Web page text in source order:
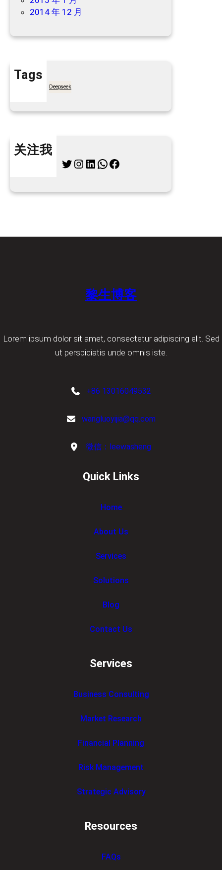
2014 年 12 月
Tags
Deepseek
关注我
Twitter Instagram LinkedIn WhatsApp Facebook
黎生博客
Lorem ipsum dolor sit amet, consectetur adipiscing elit. Sed
ut perspiciatis unde omnis iste.
+86 13016049532
wangluoyijia@qq.com
微信：leewasheng
Quick Links
Home
About Us
Services
Solutions
Blog
Contact Us
Services
Business Consulting
Market Research
Financial Planning
Risk Management
Strategic Advisory
Resources
FAQs